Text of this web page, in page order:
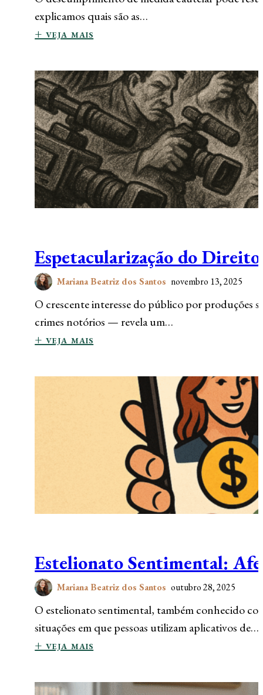
explicamos quais são as…
+ veja mais
Espetacularização do
Mariana Beatriz dos Santos novembro 13, 2025
O crescente interesse do público por produções
crimes notórios — revela um…
+ veja mais
Estelionato Sentimental:
Mariana Beatriz dos Santos outubro 28, 2025
O estelionato sentimental, também conhecido
situações em que pessoas utilizam aplicativos de…
+ veja mais